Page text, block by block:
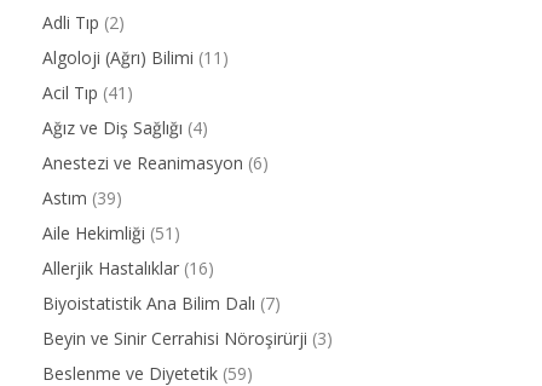
Adli Tıp (2)
Algoloji (Ağrı) Bilimi (11)
Acil Tıp (41)
Ağız ve Diş Sağlığı (4)
Anestezi ve Reanimasyon (6)
Astım (39)
Aile Hekimliği (51)
Allerjik Hastalıklar (16)
Biyoistatistik Ana Bilim Dalı (7)
Beyin ve Sinir Cerrahisi Nöroşirürji (3)
Beslenme ve Diyetetik (59)